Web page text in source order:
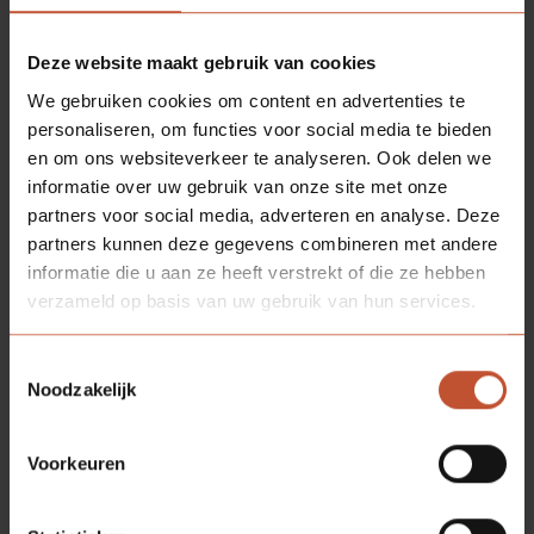
Deze website maakt gebruik van cookies
We gebruiken cookies om content en advertenties te
personaliseren, om functies voor social media te bieden
en om ons websiteverkeer te analyseren. Ook delen we
informatie over uw gebruik van onze site met onze
partners voor social media, adverteren en analyse. Deze
partners kunnen deze gegevens combineren met andere
informatie die u aan ze heeft verstrekt of die ze hebben
verzameld op basis van uw gebruik van hun services.
Noodzakelijk
Voorkeuren
DOWNLOADS